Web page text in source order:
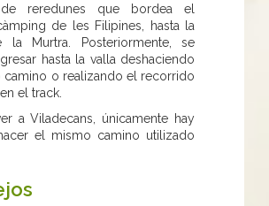
reredunes que bordea el
de les Filipines, hasta la
la Murtra. Posteriormente, se
hasta la valla deshaciendo
camino o realizando el recorrido
el track.
a Viladecans, únicamente hay
el mismo camino utilizado